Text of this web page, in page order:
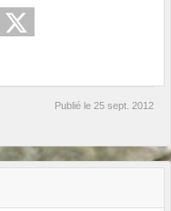
Publié le 25 sept. 2012